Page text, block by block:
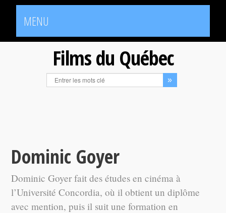
MENU
Films du Québec
Dominic Goyer
Dominic Goyer fait des études en cinéma à
l’Université Concordia, où il obtient un diplôme
avec mention, puis il suit une formation en